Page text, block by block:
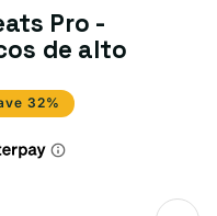
Pro -
de alto
32%